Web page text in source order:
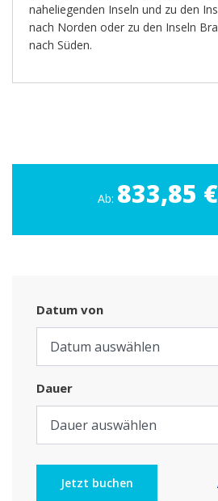
naheliegenden Inseln und zu den
nach Norden oder zu den Inseln
nach Süden.
Ab: 833,85 €
Datum von
Dauer